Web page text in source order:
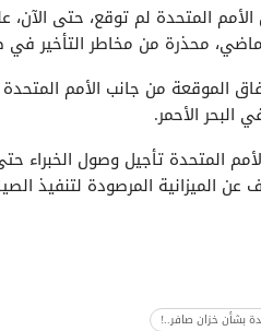
الأمم المتحدة لم توقع، حتى الآن،
الموقعة من جانب الأمم
البحر الأحمر.
الميزانية المرصودة لتنفيذ
بشأن خزان صافر..!